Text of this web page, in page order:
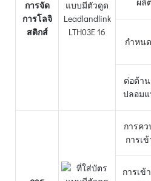
การจัด
การโลจิ
สติกส์
กำหน
ต่อต้า
ปลอมแ
การค
การเข้
การเข้